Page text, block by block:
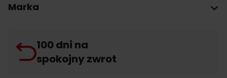
Marka
100 dni na
spokojny zwrot